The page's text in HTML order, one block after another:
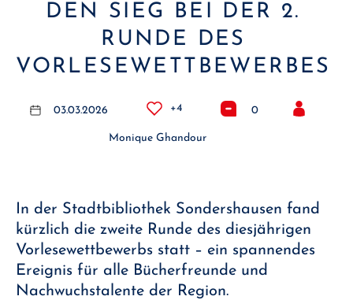
DEN SIEG BEI DER 2.
RUNDE DES
VORLESEWETTBEWERBES
03.03.2026 +4 0
Monique Ghandour
In der Stadtbibliothek Sondershausen fand
kürzlich die zweite Runde des diesjährigen
Vorlesewettbewerbs statt – ein spannendes
Ereignis für alle Bücherfreunde und
Nachwuchstalente der Region.